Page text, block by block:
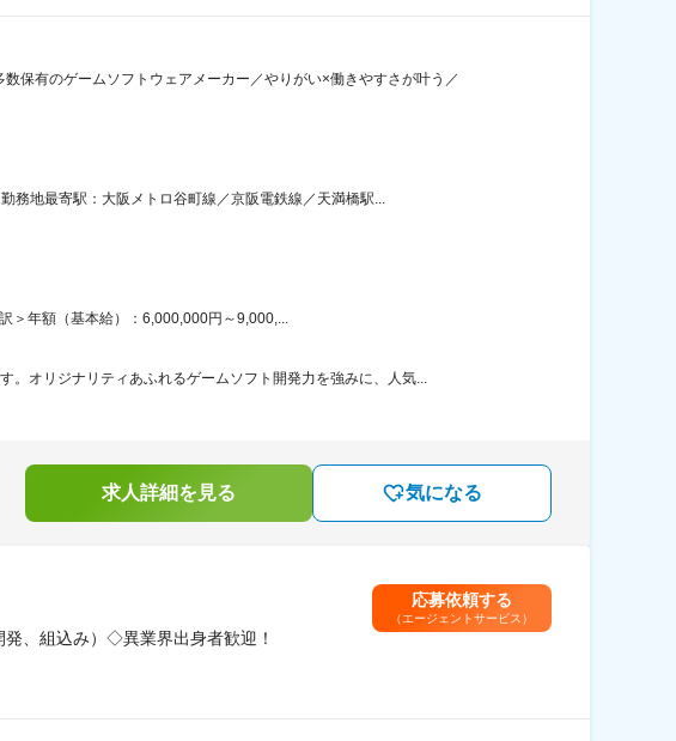
保有のゲームソフトウェアメーカー／やりがい×働きやすさが叶う／
務地最寄駅：大阪メトロ谷町線／京阪電鉄線／天満橋駅...
＞年額（基本給）：6,000,000円～9,000,...
。オリジナリティあふれるゲームソフト開発力を強みに、人気...
求人詳細を見る 気になる
発、組込み）◇異業界出身者歓迎！
応募依頼する
（エージェントサービス）